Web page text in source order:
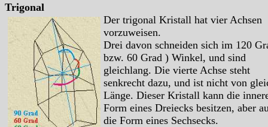
Trigonal
Der trigonal Kristall hat vier Achsen
vorzuweisen.
Drei davon schneiden sich im 120
bzw. 60 Grad ) Winkel, und sind
gleichlang. Die vierte Achse steht
senkrecht dazu, und ist nicht von
Länge. Dieser Kristall kann die
Form eines Dreiecks besitzen, aber
die Form eines Sechsecks.